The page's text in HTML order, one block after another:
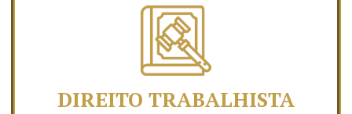
DIREITO TRABALHISTA